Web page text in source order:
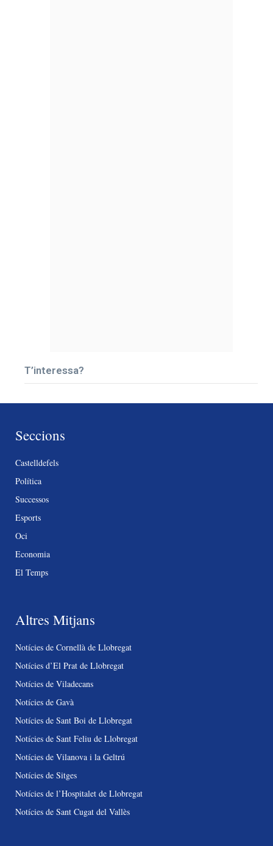
T’interessa?
Seccions
Castelldefels
Política
Successos
Esports
Oci
Economia
El Temps
Altres Mitjans
Notícies de Cornellà de Llobregat
Notícies d’El Prat de Llobregat
Notícies de Viladecans
Notícies de Gavà
Notícies de Sant Boi de Llobregat
Notícies de Sant Feliu de Llobregat
Notícies de Vilanova i la Geltrú
Notícies de Sitges
Notícies de l’Hospitalet de Llobregat
Notícies de Sant Cugat del Vallès